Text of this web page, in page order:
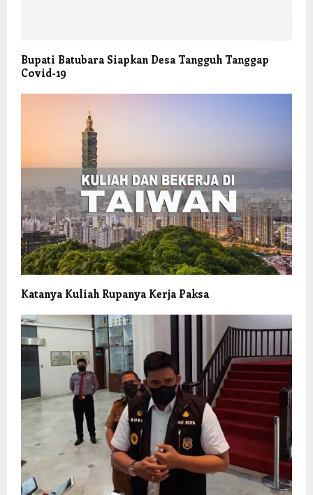
Bupati Batubara Siapkan Desa Tangguh Tanggap
Covid-19
Katanya Kuliah Rupanya Kerja Paksa